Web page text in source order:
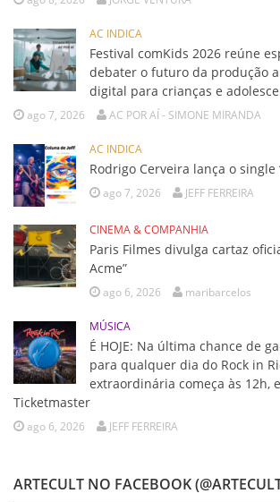
AC INDICA
Festival comKids 2026 reúne
debater o futuro da produção
digital para crianças e
ago 7, 2026 AC POR AÍ - SIMONE MIRANDA
AC INDICA
Rodrigo Cerveira lança o single
ago 7, 2026 JEFF FERREIRA
CINEMA & COMPANHIA
Paris Filmes divulga cartaz
Acme”
ago 6, 2026 maribarcelos
MÚSICA
É HOJE: Na última chance de
para qualquer dia do Rock in
extraordinária começa às 12h,
Ticketmaster
ago 6, 2026 JEFF FERREIRA
ARTECULT NO FACEBOOK